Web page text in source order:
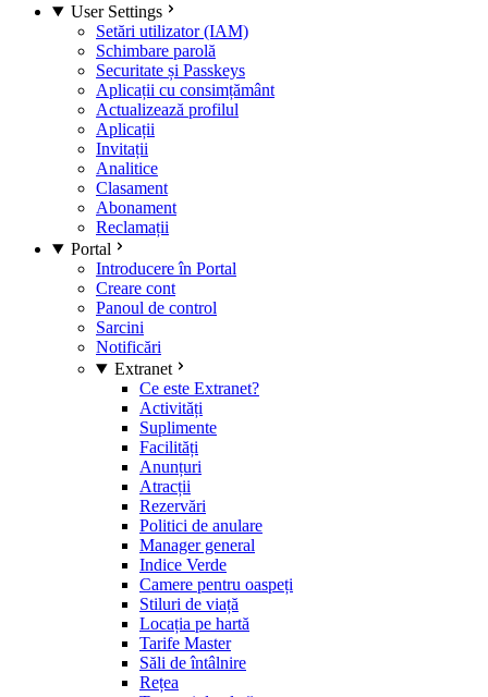
User Settings
Setări utilizator (IAM)
Schimbare parolă
Securitate și Passkeys
Aplicații cu consimțământ
Actualizează profilul
Aplicații
Invitații
Analitice
Clasament
Abonament
Reclamații
Portal
Introducere în Portal
Creare cont
Panoul de control
Sarcini
Notificări
Extranet
Ce este Extranet?
Activități
Suplimente
Facilități
Anunțuri
Atracții
Rezervări
Politici de anulare
Manager general
Indice Verde
Camere pentru oaspeți
Stiluri de viață
Locația pe hartă
Tarife Master
Săli de întâlnire
Rețea